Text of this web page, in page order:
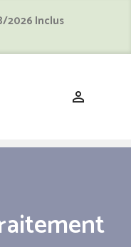
2026 Inclus
